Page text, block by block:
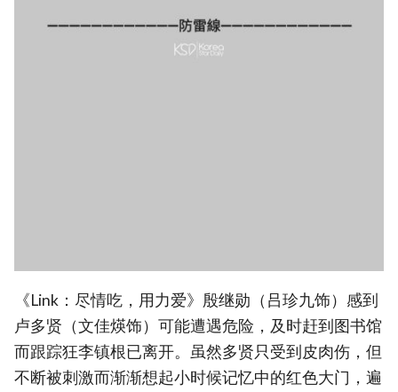
《Link：尽情吃，用力爱》殷继勋（吕珍九饰）感到
卢多贤（文佳煐饰）可能遭遇危险，及时赶到图书馆
而跟踪狂李镇根已离开。虽然多贤只受到皮肉伤，但
不断被刺激而渐渐想起小时候记忆中的红色大门，遍